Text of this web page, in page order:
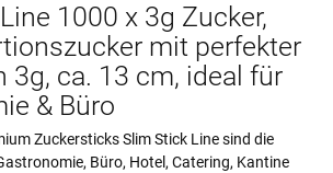
1000 x 3g Zucker,
mit perfekter
3g, ca. 13 cm, ideal für
& Büro
Zuckersticks Slim Stick Line sind die
Büro, Hotel, Catering, Kantine